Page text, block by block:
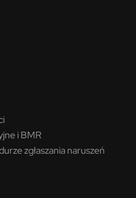
i BMR
zgłaszania naruszeń